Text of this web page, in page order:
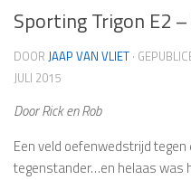
Sporting Trigon E2
DOOR JAAP VAN VLIET ·
JULI 2015
Door Rick en Rob
Een veld oefenwedstrijd
tegenstander…en helaas was